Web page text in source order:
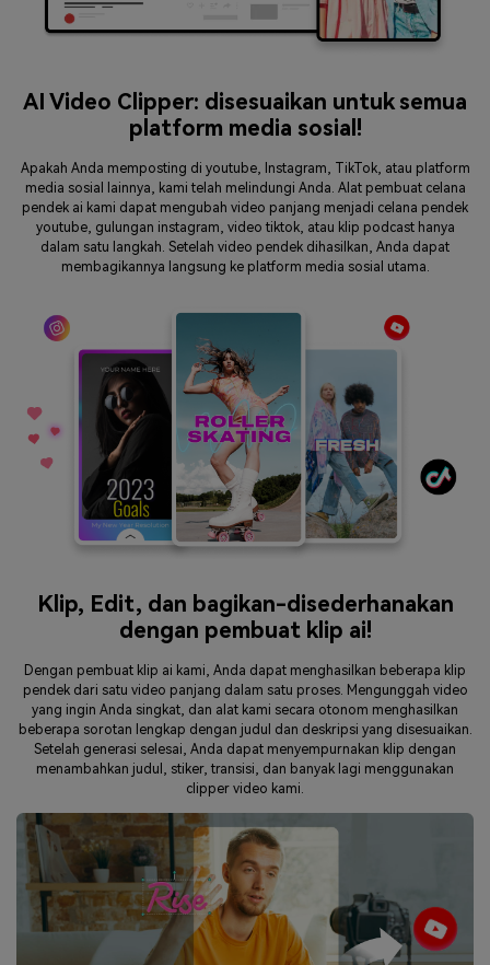
AI Video Clipper: disesuaikan untuk semua
platform media sosial!
Apakah Anda memposting di youtube, Instagram, TikTok, atau platform
media sosial lainnya, kami telah melindungi Anda. Alat pembuat celana
pendek ai kami dapat mengubah video panjang menjadi celana pendek
youtube, gulungan instagram, video tiktok, atau klip podcast hanya
dalam satu langkah. Setelah video pendek dihasilkan, Anda dapat
membagikannya langsung ke platform media sosial utama.
Klip, Edit, dan bagikan-disederhanakan
dengan pembuat klip ai!
Dengan pembuat klip ai kami, Anda dapat menghasilkan beberapa klip
pendek dari satu video panjang dalam satu proses. Mengunggah video
yang ingin Anda singkat, dan alat kami secara otonom menghasilkan
beberapa sorotan lengkap dengan judul dan deskripsi yang disesuaikan.
Setelah generasi selesai, Anda dapat menyempurnakan klip dengan
menambahkan judul, stiker, transisi, dan banyak lagi menggunakan
clipper video kami.